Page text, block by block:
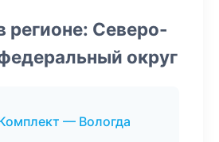
регионе: Северо-
округ
— Вологда